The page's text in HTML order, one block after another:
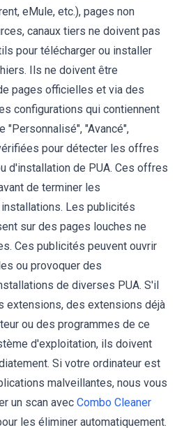
eMule, etc.), pages non
canaux tiers ne doivent pas
pour télécharger ou installer
Ils ne doivent être
pages officielles et via des
configurations qui contiennent
"Personnalisé", "Avancé",
pour détecter les offres
d'installation de PUA. Ces offres
de terminer les
Les publicités
sur des pages louches ne
Ces publicités peuvent ouvrir
ou provoquer des
de diverses PUA. S'il
extensions, des extensions déjà
ou des programmes de ce
d'exploitation, ils doivent
Si votre ordinateur est
malveillantes, nous vous
un scan avec Combo Cleaner
les éliminer automatiquement.